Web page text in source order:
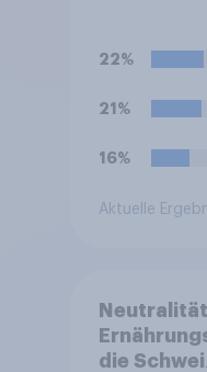
22%
21%
16%
Aktuelle
die